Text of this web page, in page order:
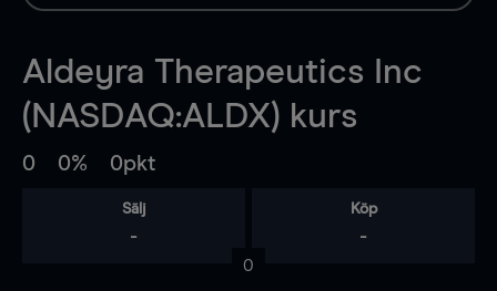
Aldeyra Therapeutics Inc
(NASDAQ:ALDX) kurs
0 0% 0pkt
Sälj
-
Köp
-
0